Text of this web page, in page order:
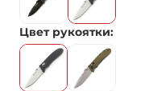
Цвет рукоятки